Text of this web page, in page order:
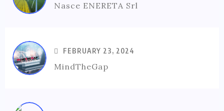
Nasce ENERETA Srl
FEBRUARY 23, 2024
MindTheGap